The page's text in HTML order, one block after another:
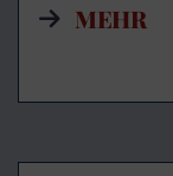
MEHR